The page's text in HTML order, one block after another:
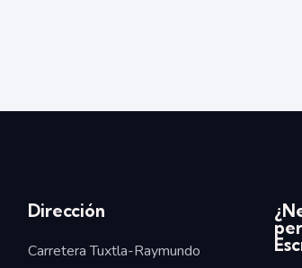
Dirección
Carretera Tuxtla-Raymundo